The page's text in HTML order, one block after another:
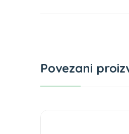
Povezani